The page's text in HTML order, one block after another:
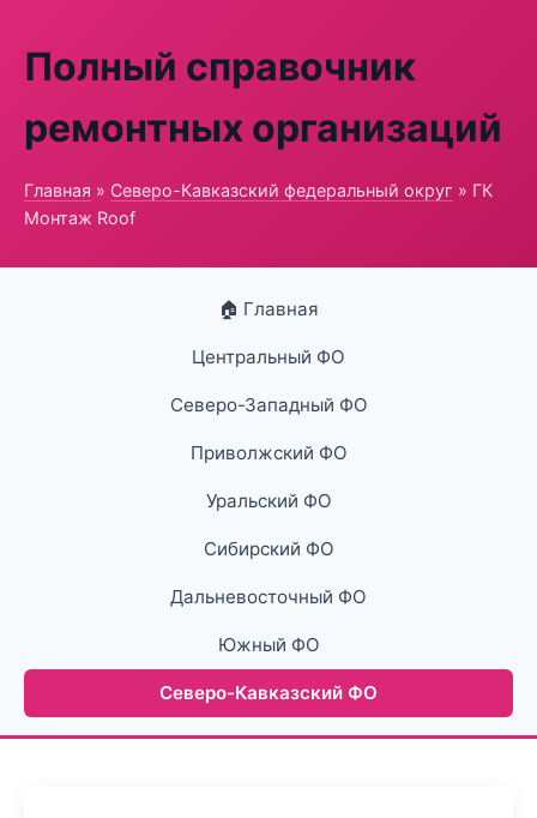
Полный справочник
ремонтных организаций
Главная » Северо-Кавказский федеральный округ » ГК
Монтаж Roof
🏠 Главная
Центральный ФО
Северо-Западный ФО
Приволжский ФО
Уральский ФО
Сибирский ФО
Дальневосточный ФО
Южный ФО
Северо-Кавказский ФО